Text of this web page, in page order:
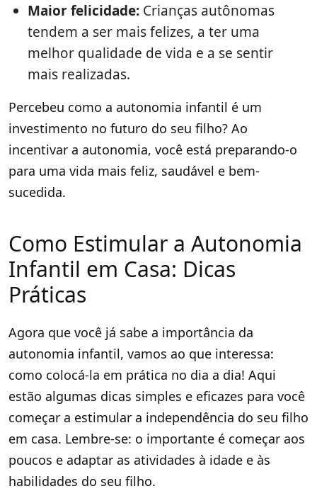
Maior felicidade: Crianças autônomas
tendem a ser mais felizes, a ter uma
melhor qualidade de vida e a se sentir
mais realizadas.
Percebeu como a autonomia infantil é um
investimento no futuro do seu filho? Ao
incentivar a autonomia, você está preparando-o
para uma vida mais feliz, saudável e bem-
sucedida.
Como Estimular a Autonomia
Infantil em Casa: Dicas
Práticas
Agora que você já sabe a importância da
autonomia infantil, vamos ao que interessa:
como colocá-la em prática no dia a dia! Aqui
estão algumas dicas simples e eficazes para você
começar a estimular a independência do seu filho
em casa. Lembre-se: o importante é começar aos
poucos e adaptar as atividades à idade e às
habilidades do seu filho.